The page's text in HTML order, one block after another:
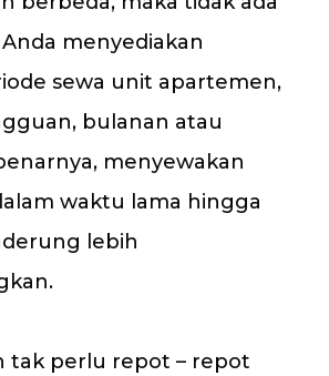
menyediakan
sewa unit apartemen,
bulanan atau
menyewakan
waktu lama hingga
lebih
tak perlu repot – repot